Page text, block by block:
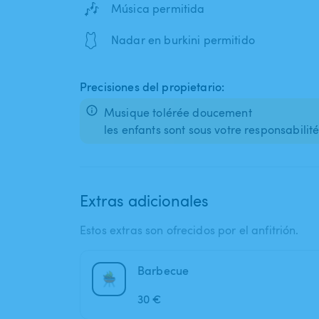
🎶 Música permitida
🩱 Nadar en burkini permitido
Precisiones del propietario:
Musique tolérée doucement
les enfants sont sous votre
Extras adicionales
Estos extras son ofrecidos por el anfitrión.
Barbecue
30 €